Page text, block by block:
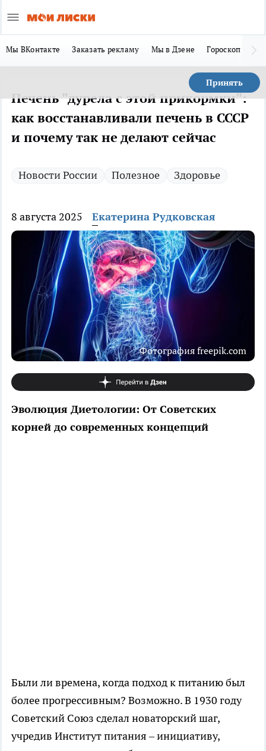
Мы ВКонтакте Заказать рекламу Мы в Дзене Гороскоп
Принять
Печень "дурела с этой прикормки":
как восстанавливали печень в СССР
и почему так не делают сейчас
Новости России Полезное Здоровье
8 августа 2025 Екатерина Рудковская
Фотография freepik.com
Эволюция Диетологии: От Советских
корней до современных концепций
Были ли времена, когда подход к питанию был
более прогрессивным? Возможно. В 1930 году
Советский Союз сделал новаторский шаг,
учредив Институт питания – инициативу,